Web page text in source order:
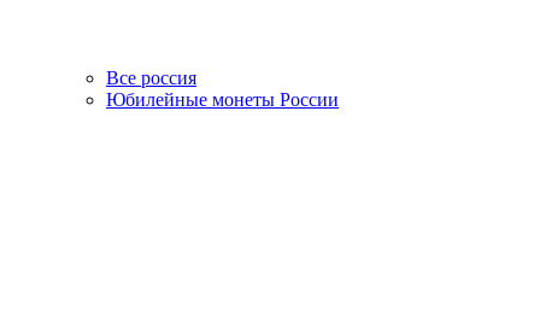
Все россия
Юбилейные монеты России